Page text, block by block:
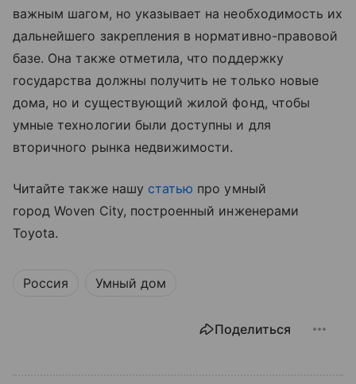
важным шагом, но указывает на необходимость их
дальнейшего закрепления в нормативно-правовой
базе. Она также отметила, что поддержку
государства должны получить не только новые
дома, но и существующий жилой фонд, чтобы
умные технологии были доступны и для
вторичного рынка недвижимости.
Читайте также нашу статью про умный
город Woven City, построенный инженерами
Toyota.
Россия Умный дом
Поделиться